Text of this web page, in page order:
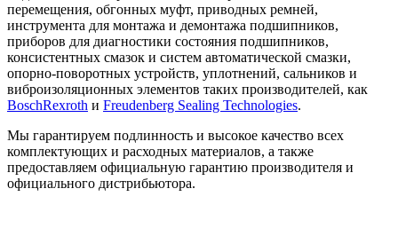
перемещения, обгонных муфт, приводных ремней,
инструмента для монтажа и демонтажа подшипников,
приборов для диагностики состояния подшипников,
консистентных смазок и систем автоматической смазки,
опорно-поворотных устройств, уплотнений, сальников и
виброизоляционных элементов таких производителей, как
BosсhRexroth и Freudenberg Sealing Technologies.
Мы гарантируем подлинность и высокое качество всех
комплектующих и расходных материалов, а также
предоставляем официальную гарантию производителя и
официального дистрибьютора.